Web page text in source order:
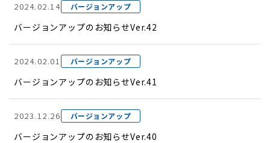
2024.02.14 バージョンアップ
バージョンアップのお知らせVer.42
2024.02.01 バージョンアップ
バージョンアップのお知らせVer.41
2023.12.26 バージョンアップ
バージョンアップのお知らせVer.40